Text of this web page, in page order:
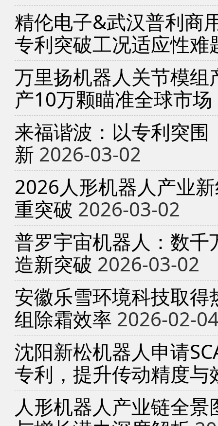
精伦电子&武汉普利商
专利突破工况适应性难
万里扬机器人关节模
产10万颗瞄准全球市场
来福谐波：以专利突
新 2026-03-02
2026人形机器人产业
重突破 2026-03-02
普罗宇宙机器人：数
造新突破 2026-03-02
安徽乐雪环境科技取
组除霜效率 2026-02-
沈阳新松机器人申请
专利，提升传动精度与
人形机器人产业链全